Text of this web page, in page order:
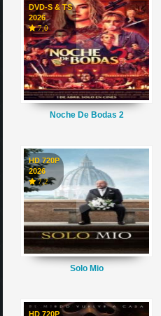
DVD-S & TS
2026
7,0
Noche De Bodas 2
HD 720P
2026
7,2
Solo Mio
HD 720P